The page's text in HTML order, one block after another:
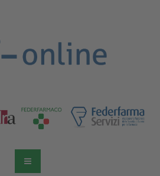
Europa